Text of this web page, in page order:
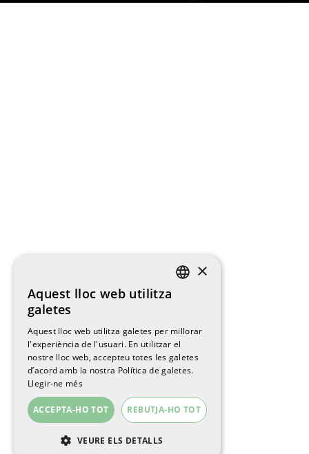
CATALAN
×
Aquest lloc web utilitza
galetes
Aquest lloc web utilitza galetes per millorar
l'experiència de l'usuari. En utilitzar el
nostre lloc web, accepteu totes les galetes
d’acord amb la nostra Política de galetes.
Llegir-ne més
ACCEPTA-HO TOT REBUTJA-HO TOT
VEURE ELS DETALLS